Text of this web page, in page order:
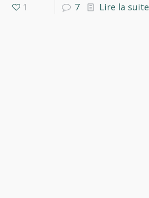
1 7 Lire la suite